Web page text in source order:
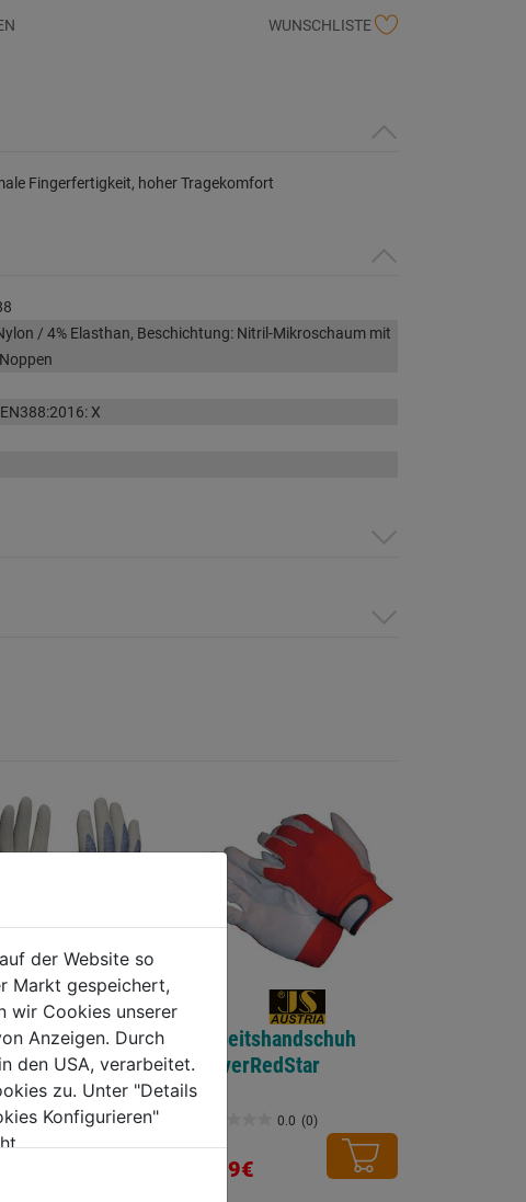
WUNSCHLISTE
Fingerfertigkeit, hoher Tragekomfort
/ 4% Elasthan, Beschichtung: Nitril-Mikroschaum mit
X
Sensitive
0.0 (0)
Arbeitshandschuh
DriverRedStar
0.0 (0)
5,59€
der Website so
Markt gespeichert,
wir Cookies unserer
Anzeigen. Durch
den USA, verarbeitet.
zu. Unter "Details
Konfigurieren"